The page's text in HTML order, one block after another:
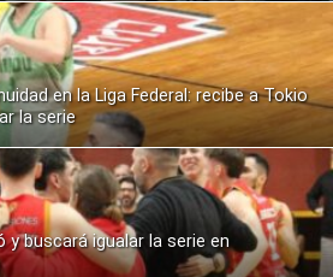
en la Liga Federal: recibe a Tokio
la serie
y buscará igualar la serie en